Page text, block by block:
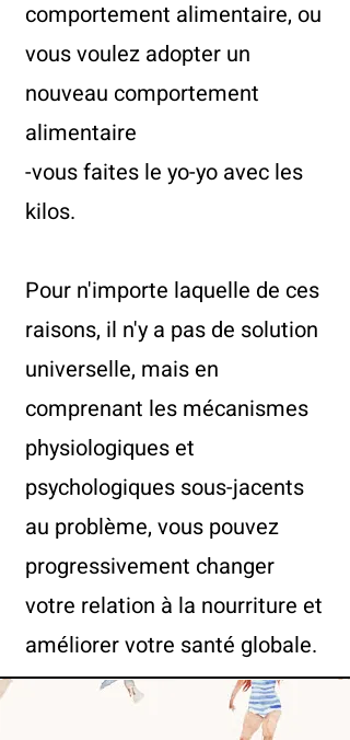
comportement alimentaire, ou
vous voulez adopter un
nouveau comportement
alimentaire
-vous faites le yo-yo avec les
kilos.
Pour n'importe laquelle de ces
raisons, il n'y a pas de solution
universelle, mais en
comprenant les mécanismes
physiologiques et
psychologiques sous-jacents
au problème, vous pouvez
progressivement changer
votre relation à la nourriture et
améliorer votre santé globale.